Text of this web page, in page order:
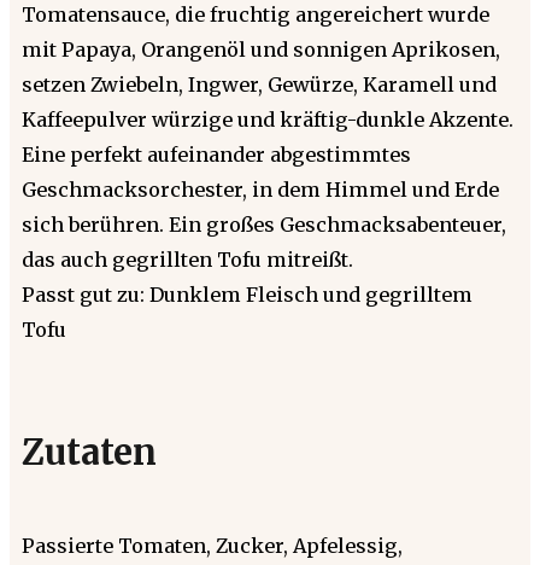
Tomatensauce, die fruchtig angereichert wurde
mit Papaya, Orangenöl und sonnigen Aprikosen,
setzen Zwiebeln, Ingwer, Gewürze, Karamell und
Kaffeepulver würzige und kräftig-dunkle Akzente.
Eine perfekt aufeinander abgestimmtes
Geschmacksorchester, in dem Himmel und Erde
sich berühren. Ein großes Geschmacksabenteuer,
das auch gegrillten Tofu mitreißt.
Passt gut zu: Dunklem Fleisch und gegrilltem
Tofu
Zutaten
Passierte Tomaten, Zucker, Apfelessig,